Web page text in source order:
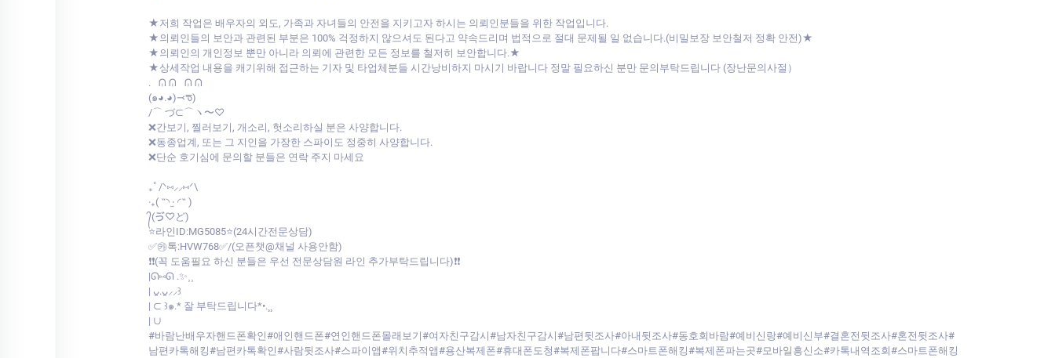
★저희 작업은 배우자의 외도, 가족과 자녀들의 안전을 지키고자 하시는 의뢰인분들을 위한 작업입니다.
★의뢰인들의 보안과 관련된 부분은 100% 걱정하지 않으셔도 된다고 약속드리며 법적으로 절대 문제될 일 없습니다.(비밀보장 보안철저 정확 안전)★
★의뢰인의 개인정보 뿐만 아니라 의뢰에 관련한 모든 정보를 철저히 보안합니다.★
★상세작업 내용을 캐기위해 접근하는 기자 및 타업체분들 시간낭비하지 마시기 바랍니다 정말 필요하신 분만 문의부탁드립니다 (장난문의사절）
.⠀ᕬ ᕬ⠀ᕬ ᕬ
‎(๑◕.◕)⤙ᖛ)
‎/⌒ づ⊂⌒ヽ〜♡
❌간보기, 찔러보기, 개소리, 헛소리하실 분은 사양합니다.
❌동종업계, 또는 그 지인을 가장한 스파이도 정중히 사양합니다.
❌단순 호기심에 문의할 분들은 연락 주지 마세요
₊˚ /ᐠ⑅⸝⸝⑅ᐟ\
‎‧₊( ˶◝ ·̫ ◜˶ )
‎᭄(ゔ♡ど)
⭐라인ID:MG5085⭐(24시간전문상담)
✅㉸톡:HVW768✅/(오픈챗@채널 사용안함)
❗❗(꼭 도움필요 하신 분들은 우선 전문상담원 라인 추가부탁드립니다)❗❗
|ᘏ⑅ᘏ .✨⸒⸒
| ᴗ͈.ᴗ͈⸝⸝꒱
| ⊂ ꒱๑.* 잘 부탁드립니다*•.¸¸
| ∪
#바람난배우자핸드폰확인#애인핸드폰#연인핸드폰몰래보기#여자친구감시#남자친구감시#남편뒷조사#아내뒷조사#동호회바람#예비신랑#예비신부#결혼전뒷조사#혼전뒷조사#
남편카톡해킹#남편카톡확인#사람뒷조사#스파이앱#위치추적앱#용산복제폰#휴대폰도청#복제폰팝니다#스마트폰해킹#복제폰파는곳#모바일흥신소#카톡내역조회#스마트폰해킹